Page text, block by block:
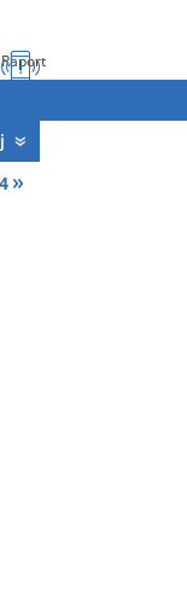
Raport
»